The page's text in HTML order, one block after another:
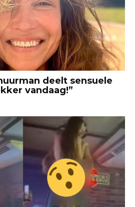
deelt sensuele
vandaag!”